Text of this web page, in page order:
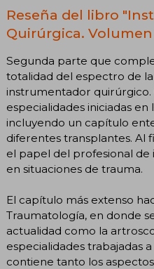
Reseña del libro
Quirúrgica. Volumen
Segunda parte que
totalidad del espectro de
instrumentador quirúrgico.
especialidades iniciadas
incluyendo un capítulo
diferentes transplantes. Al
el papel del profesional
en situaciones de trauma.
El capítulo más extenso
Traumatología, en donde
actualidad como la
especialidades trabajadas
contiene tanto los